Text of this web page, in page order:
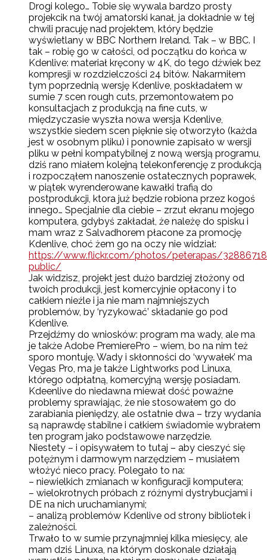
Drogi kolego… Tobie się wywala bardzo prosty
projekcik na twój amatorski kanał, ja dokładnie w tej
chwili pracuję nad projektem, który będzie
wyświetlany w BBC Northern Ireland. Tak – w BBC. I
tak – robię go w całości, od początku do końca w
Kdenlive: materiał kręcony w 4K, do tego dźwiek bez
kompresji w rozdzielczości 24 bitów. Nakarmiłem
tym poprzednią wersję Kdenlive, poskładałem w
sumie 7 scen rough cuts, przemontowałem po
konsultacjach z produkcją na fine cuts, w
międzyczasie wyszła nowa wersja Kdenlive,
wszystkie siedem scen pięknie się otworzyło (każda
jest w osobnym pliku) i ponownie zapisało w wersji
pliku w pełni kompatybilnej z nową wersją programu,
dziś rano miałem kolejną telekonferencję z produkcją
i rozpocząłem nanoszenie ostatecznych poprawek,
w piątek wyrenderowane kawałki trafią do
postprodukcji, ktora już będzie robiona przez kogoś
innego… Specjalnie dla ciebie – zrzut ekranu mojego
komputera, gdybyś zakładał, że należę do spisku i
mam wraz z Salvadhorem płacone za promocję
Kdenlive, choć żem go na oczy nie widział:
https://www.flickr.com/photos/peterapas/
public/
Jak widzisz, projekt jest dużo bardziej złożony od
twoich produkcji, jest komercyjnie opłacony i to
całkiem nieźle i ja nie mam najmniejszych
problemów, by ‘ryzykować’ składanie go pod
Kdenlive.
Przejdźmy do wniosków: program ma wady, ale ma
je także Adobe PremierePro – wiem, bo na nim też
sporo montuję. Wady i skłonności do ‘wywałek’ ma
Vegas Pro, ma je także Lightworks pod Linuxa,
którego odpłatną, komercyjną wersję posiadam.
Kdeenlive do niedawna miewał dość poważne
problemy sprawiając, że nie stosowałem go do
zarabiania pieniędzy, ale ostatnie dwa – trzy wydania
są naprawdę stabilne i całkiem świadomie wybrałem
ten program jako podstawowe narzędzie.
Niestety – i opisywałem to tutaj – aby cieszyć się
potężnym i darmowym narzędziem – musiałem
włożyć nieco pracy. Polegało to na:
– niewielkich zmianach w konfiguracji komputera;
– wielokrotnych próbach z różnymi dystrybucjami i
DE na nich uruchamianymi;
– analizą problemów Kdenlive od strony bibliotek i
zależności.
Trwało to w sumie przynajmniej kilka miesięcy, ale
mam dziś Linuxa, na którym doskonale działają